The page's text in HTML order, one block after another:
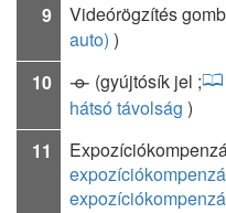
9
Videórögzítés gomb
auto) )
10
E (gyújtósík jel ;
hátsó távolság )
11